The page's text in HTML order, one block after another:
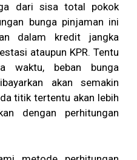
dari sisa total pokok
bunga pinjaman ini
dalam kredit jangka
ataupun KPR. Tentu
waktu, beban bunga
akan semakin
titik tertentu akan lebih
dengan perhitungan